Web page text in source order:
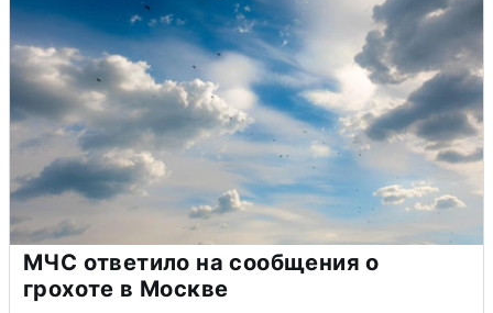
МЧС ответило на сообщения о
грохоте в Москве